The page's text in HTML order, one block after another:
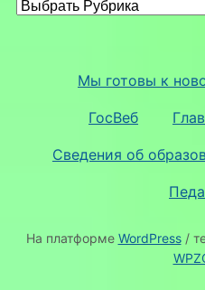
Мы готовы к
ГосВеб
Сведения об
На платформе WordPress/